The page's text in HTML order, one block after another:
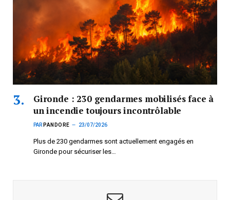
Gironde : 230 gendarmes mobilisés face à
un incendie toujours incontrôlable
PAR PANDORE 23/07/2026
Plus de 230 gendarmes sont actuellement engagés en
Gironde pour sécuriser les…